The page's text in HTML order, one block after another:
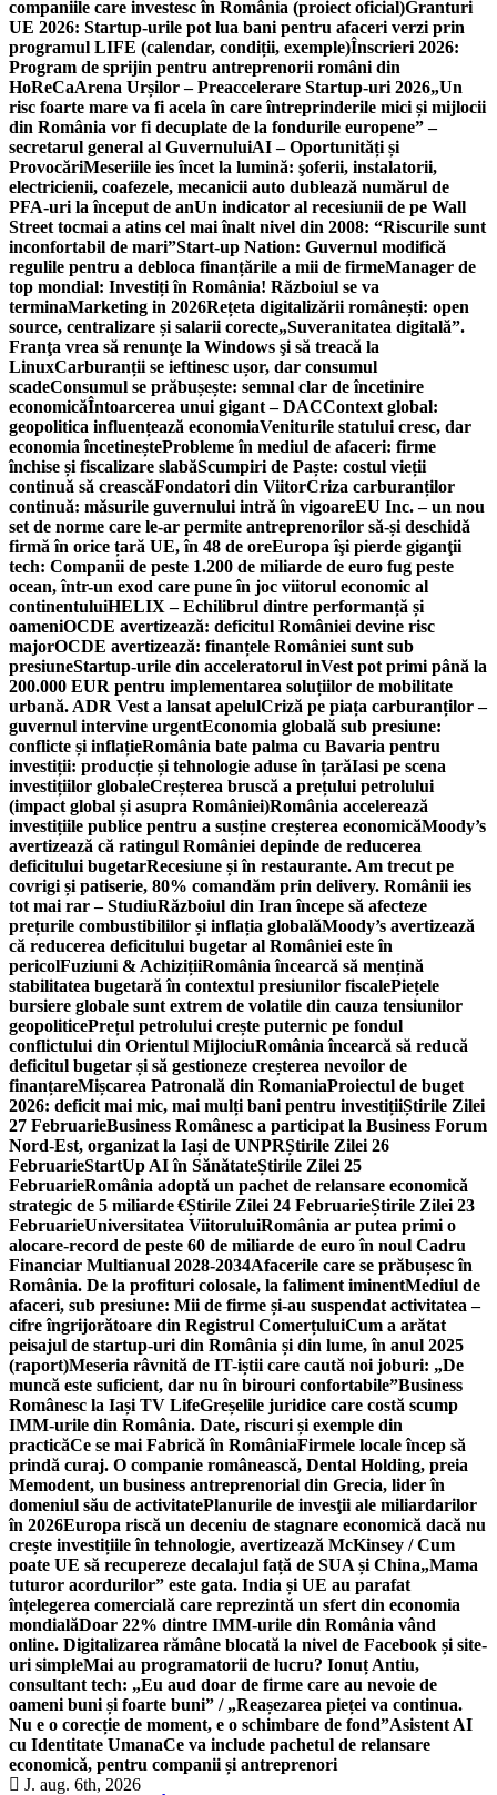
companiile care investesc în România (proiect oficial)Granturi
UE 2026: Startup-urile pot lua bani pentru afaceri verzi prin
programul LIFE (calendar, condiții, exemple)Înscrieri 2026:
Program de sprijin pentru antreprenorii români din
HoReCaArena Urșilor – Preaccelerare Startup-uri 2026„Un
risc foarte mare va fi acela în care întreprinderile mici și mijlocii
din România vor fi decuplate de la fondurile europene” –
secretarul general al GuvernuluiAI – Oportunități și
ProvocăriMeseriile ies încet la lumină: şoferii, instalatorii,
electricienii, coafezele, mecanicii auto dublează numărul de
PFA-uri la început de anUn indicator al recesiunii de pe Wall
Street tocmai a atins cel mai înalt nivel din 2008: “Riscurile sunt
inconfortabil de mari”Start-up Nation: Guvernul modifică
regulile pentru a debloca finanțările a mii de firmeManager de
top mondial: Investiți în România! Războiul se va
terminaMarketing in 2026Rețeta digitalizării românești: open
source, centralizare și salarii corecte„Suveranitatea digitală”.
Franţa vrea să renunţe la Windows şi să treacă la
LinuxCarburanții se ieftinesc ușor, dar consumul
scadeConsumul se prăbușește: semnal clar de încetinire
economicăÎntoarcerea unui gigant – DACContext global:
geopolitica influențează economiaVeniturile statului cresc, dar
economia încetineșteProbleme în mediul de afaceri: firme
închise și fiscalizare slabăScumpiri de Paște: costul vieții
continuă să creascăFondatori din ViitorCriza carburanților
continuă: măsurile guvernului intră în vigoareEU Inc. – un nou
set de norme care le-ar permite antreprenorilor să-și deschidă
firmă în orice țară UE, în 48 de oreEuropa îşi pierde giganţii
tech: Companii de peste 1.200 de miliarde de euro fug peste
ocean, într-un exod care pune în joc viitorul economic al
continentuluiHELIX – Echilibrul dintre performanță și
oameniOCDE avertizează: deficitul României devine risc
majorOCDE avertizează: finanțele României sunt sub
presiuneStartup-urile din acceleratorul inVest pot primi până la
200.000 EUR pentru implementarea soluțiilor de mobilitate
urbană. ADR Vest a lansat apelulCriză pe piața carburanților –
guvernul intervine urgentEconomia globală sub presiune:
conflicte și inflațieRomânia bate palma cu Bavaria pentru
investiții: producție și tehnologie aduse în țarăIasi pe scena
investițiilor globaleCreșterea bruscă a prețului petrolului
(impact global și asupra României)România accelerează
investițiile publice pentru a susține creșterea economicăMoody’s
avertizează că ratingul României depinde de reducerea
deficitului bugetarRecesiune și în restaurante. Am trecut pe
covrigi și patiserie, 80% comandăm prin delivery. Românii ies
tot mai rar – StudiuRăzboiul din Iran începe să afecteze
prețurile combustibililor și inflația globalăMoody’s avertizează
că reducerea deficitului bugetar al României este în
pericolFuziuni & AchizițiiRomânia încearcă să mențină
stabilitatea bugetară în contextul presiunilor fiscalePiețele
bursiere globale sunt extrem de volatile din cauza tensiunilor
geopoliticePrețul petrolului crește puternic pe fondul
conflictului din Orientul MijlociuRomânia încearcă să reducă
deficitul bugetar și să gestioneze creșterea nevoilor de
finanțareMișcarea Patronală din RomaniaProiectul de buget
2026: deficit mai mic, mai mulți bani pentru investițiiȘtirile Zilei
27 FebruarieBusiness Românesc a participat la Business Forum
Nord-Est, organizat la Iași de UNPRȘtirile Zilei 26
FebruarieStartUp AI în SănătateȘtirile Zilei 25
FebruarieRomânia adoptă un pachet de relansare economică
strategic de 5 miliarde €Știrile Zilei 24 FebruarieȘtirile Zilei 23
FebruarieUniversitatea ViitoruluiRomânia ar putea primi o
alocare-record de peste 60 de miliarde de euro în noul Cadru
Financiar Multianual 2028-2034Afacerile care se prăbușesc în
România. De la profituri colosale, la faliment iminentMediul de
afaceri, sub presiune: Mii de firme și-au suspendat activitatea –
cifre îngrijorătoare din Registrul ComerțuluiCum a arătat
peisajul de startup-uri din România și din lume, în anul 2025
(raport)Meseria râvnită de IT-iștii care caută noi joburi: „De
muncă este suficient, dar nu în birouri confortabile”Business
Românesc la Iași TV LifeGreșelile juridice care costă scump
IMM-urile din România. Date, riscuri și exemple din
practicăCe se mai Fabrică în RomâniaFirmele locale încep să
prindă curaj. O companie românească, Dental Holding, preia
Memodent, un business antreprenorial din Grecia, lider în
domeniul său de activitatePlanurile de invesţii ale miliardarilor
în 2026Europa riscă un deceniu de stagnare economică dacă nu
crește investițiile în tehnologie, avertizează McKinsey / Cum
poate UE să recupereze decalajul față de SUA și China„Mama
tuturor acordurilor” este gata. India și UE au parafat
înțelegerea comercială care reprezintă un sfert din economia
mondialăDoar 22% dintre IMM-urile din România vând
online. Digitalizarea rămâne blocată la nivel de Facebook și site-
uri simpleMai au programatorii de lucru? Ionuț Antiu,
consultant tech: „Eu aud doar de firme care au nevoie de
oameni buni și foarte buni” / „Reașezarea pieței va continua.
Nu e o corecție de moment, e o schimbare de fond”Asistent AI
cu Identitate UmanaCe va include pachetul de relansare
economică, pentru companii și antreprenori
J. aug. 6th, 2026